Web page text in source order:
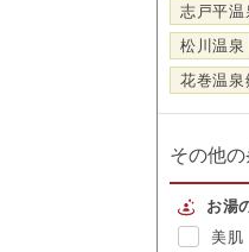
志戸平温
松川温泉
花巻温
その他
お湯
美肌